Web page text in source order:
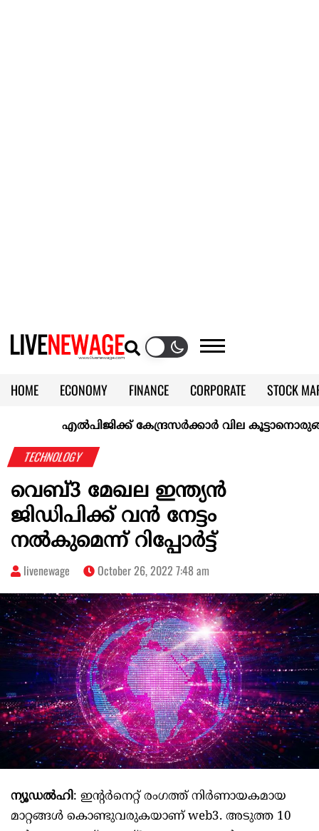
HOME ECONOMY FINANCE CORPORATE
STOCK
KERALA @70
എല്‍പിജിക്ക് കേന്ദ്രസർക്കാർ വില
TECHNOLOGY
വെബ്3 മേഖല ഇന്ത്യന്‍
ജിഡിപിക്ക് വൻ നേട്ടം
നൽകുമെന്ന് റിപ്പോര്‍ട്ട്
livenewage October 26, 2022 7:48 am
ന്യൂഡൽഹി: ഇന്റര്‍നെറ്റ് രംഗത്ത് നിര്‍ണായകമായ
മാറ്റങ്ങള്‍ കൊണ്ടുവരുകയാണ് web3. അടുത്ത 10